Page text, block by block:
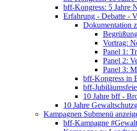
bff-Kongress: 5 Jahre
Erfahrung - Debatte -
Dokumentation
Vortrag:
Panel 1:
Panel 2:
Panel 3:
bff-Kongress in
bff-
10 Jahre bff -
10 Jahre
Kampagnen Submenü
bff-Kampagne